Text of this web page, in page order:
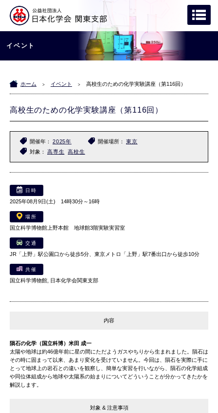
イベント
ホーム > イベント > 高校生のための化学実験講座（第116回）
高校生のための化学実験講座（第116回）
開催年 2025年 開催場所
東京
対象
高専生 高校生
日時
2025年08月9日(土) 14時30分～16時
場所
国立科学博物館上野本館 地球館3階実験実習室
交通
JR「上野」駅公園口から徒歩5分、東京メトロ「上野」駅7番出口から徒歩10分
共催
国立科学博物館, 日本化学会関東支部
内容
隕石の化学（国立科博）米田 成一
太陽や地球は約46億年前に星の間にただようガスやちりから生まれました。隕石は
その時に固まって以来、あまり変化を受けていません。今回は、隕石を実際に手に
とって地球上の岩石との違いを観察し、簡単な実習を行いながら、隕石の化学組成
や同位体組成から地球や太陽系の始まりについてどういうことが分かってきたかを
解説します。
対象 & 注意事項